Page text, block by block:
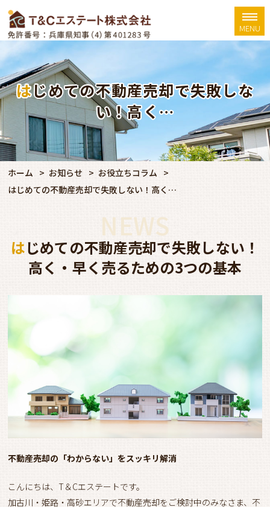
MENU
はじめての不動産売却で失敗しな
い！高く…
ホーム お知らせ
お役立ちコラム
はじめての不動産売却で失敗しない！高く…
NEWS
はじめての不動産売却で失敗しない！
高く・早く売るための3つの基本
不動産売却の「わからない」をスッキリ解消
こんにちは、T＆Cエステートです。
加古川・姫路・高砂エリアで不動産売却をご検討中のみなさま、不